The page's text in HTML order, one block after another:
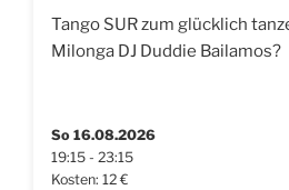
Tango SUR zum glücklich
Milonga DJ Duddie Bailamos?
So 16.08.2026
19:15 - 23:15
Kosten: 12 €